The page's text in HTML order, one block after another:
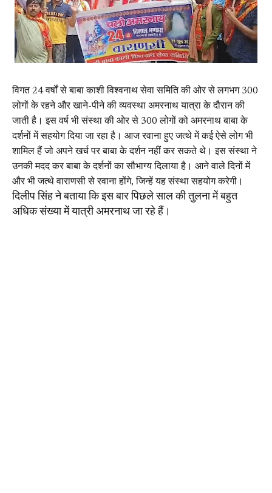
विगत 24 वर्षों से बाबा काशी विश्वनाथ सेवा समिति की ओर से लगभग 300
लोगों के रहने और खाने-पीने की व्यवस्था अमरनाथ यात्रा के दौरान की
जाती है। इस वर्ष भी संस्था की ओर से 300 लोगों को अमरनाथ बाबा के
दर्शनों में सहयोग दिया जा रहा है। आज रवाना हुए जत्थे में कई ऐसे लोग भी
शामिल हैं जो अपने खर्च पर बाबा के दर्शन नहीं कर सकते थे। इस संस्था ने
उनकी मदद कर बाबा के दर्शनों का सौभाग्य दिलाया है। आने वाले दिनों में
और भी जत्थे वाराणसी से रवाना होंगे, जिन्हें यह संस्था सहयोग करेगी।
दिलीप सिंह ने बताया कि इस बार पिछले साल की तुलना में बहुत
अधिक संख्या में यात्री अमरनाथ जा रहे हैं।